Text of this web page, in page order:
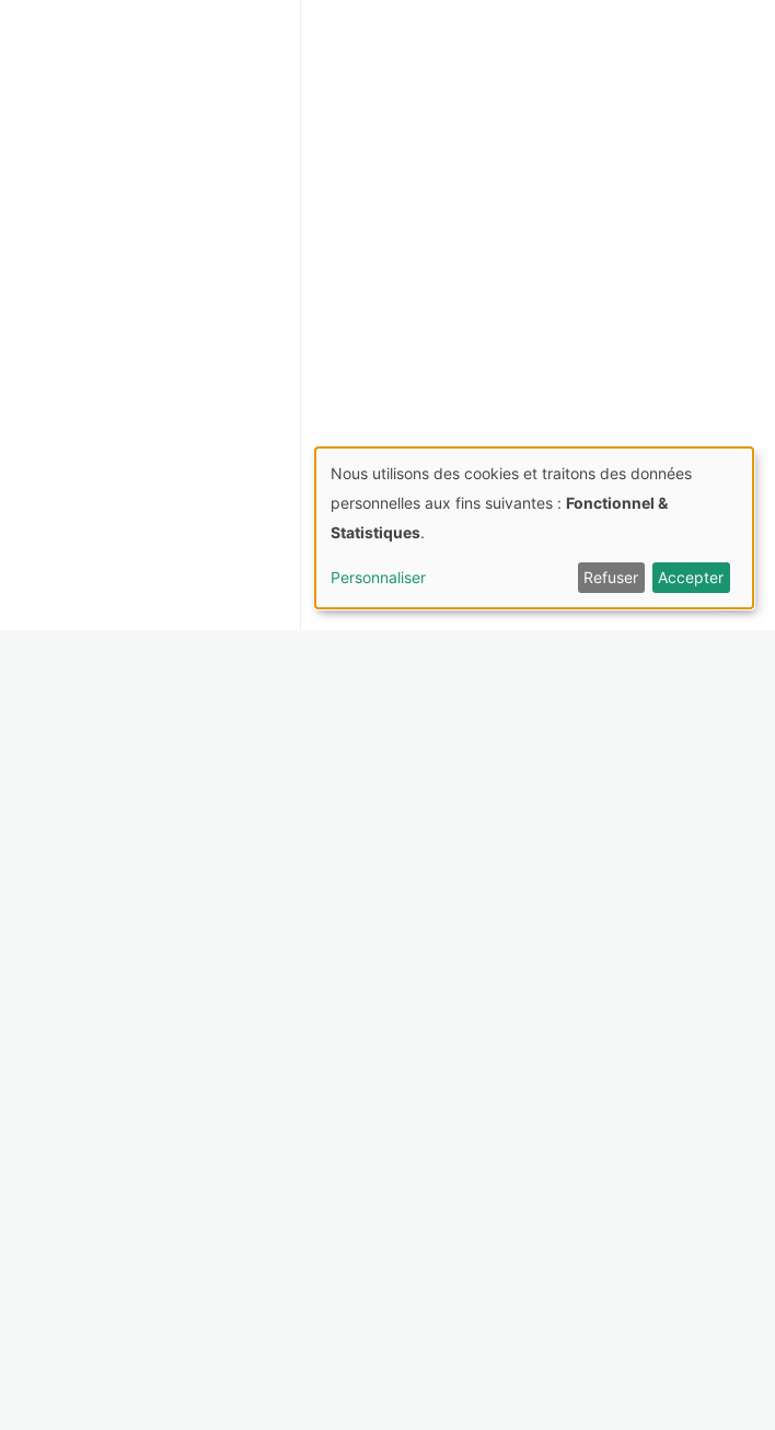
Use
of
personal
data
Nous utilisons des cookies et traitons des données
personnelles aux fins suivantes : Fonctionnel &
Statistiques.
Personnaliser Refuser Accepter